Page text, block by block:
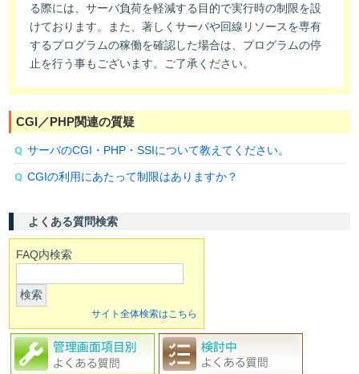
る際には、サーバ負荷を軽減する目的で実行時の制限を設
けております。また、著しくサーバや回線リソースを専有
するプログラムの稼働を確認した場合は、プログラムの停
止を行う事もございます。ご了承ください。
CGI／PHP関連の質疑
サーバのCGI・PHP・SSIについて教えてください。
CGIの利用にあたって制限はありますか？
よくある質問検索
FAQ内検索
検索
サイト全体検索はこちら